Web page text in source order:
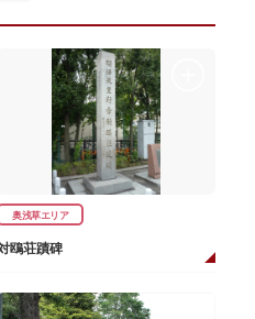
奥浅草エリア
鴎荘蹟碑